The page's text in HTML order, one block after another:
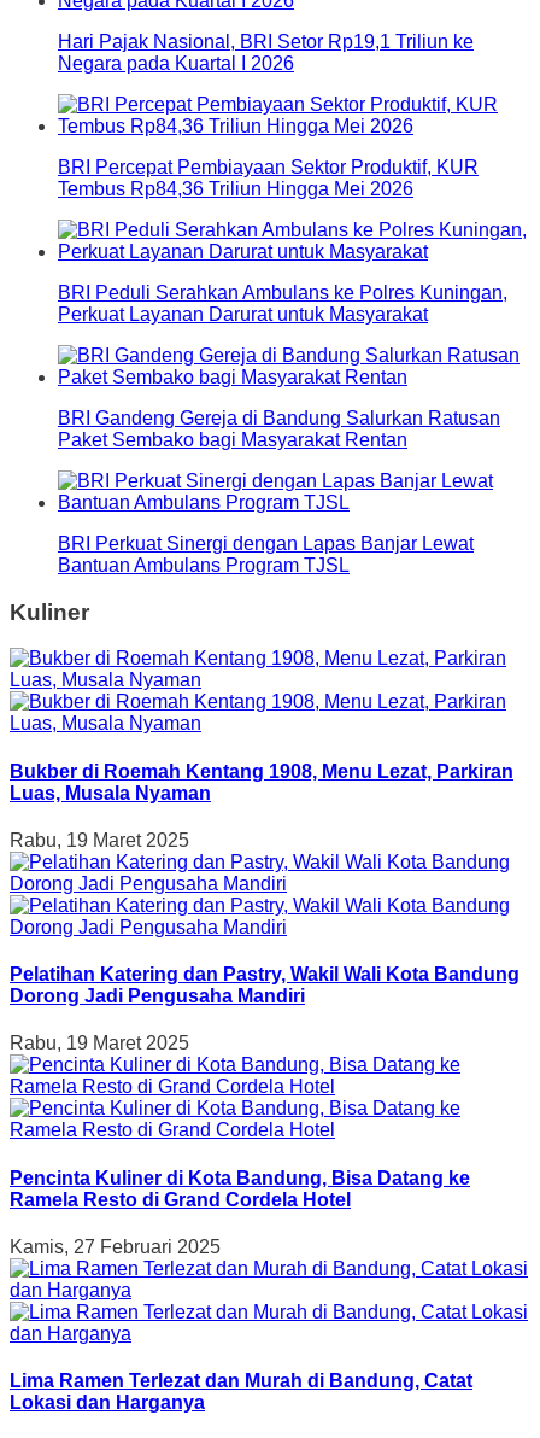
Hari Pajak Nasional, BRI Setor Rp19,1 Triliun ke
Negara pada Kuartal I 2026
BRI Percepat Pembiayaan Sektor Produktif, KUR
Tembus Rp84,36 Triliun Hingga Mei 2026
BRI Peduli Serahkan Ambulans ke Polres Kuningan,
Perkuat Layanan Darurat untuk Masyarakat
BRI Gandeng Gereja di Bandung Salurkan Ratusan
Paket Sembako bagi Masyarakat Rentan
BRI Perkuat Sinergi dengan Lapas Banjar Lewat
Bantuan Ambulans Program TJSL
Kuliner
Bukber di Roemah Kentang 1908, Menu Lezat, Parkiran
Luas, Musala Nyaman
Rabu, 19 Maret 2025
Pelatihan Katering dan Pastry, Wakil Wali Kota Bandung
Dorong Jadi Pengusaha Mandiri
Rabu, 19 Maret 2025
Pencinta Kuliner di Kota Bandung, Bisa Datang ke
Ramela Resto di Grand Cordela Hotel
Kamis, 27 Februari 2025
Lima Ramen Terlezat dan Murah di Bandung, Catat
Lokasi dan Harganya